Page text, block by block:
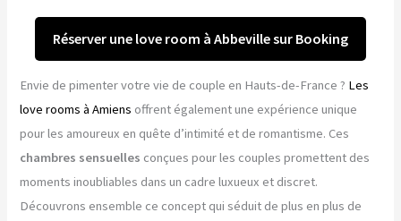
Réserver une love room à Abbeville sur Booking
Envie de pimenter votre vie de couple en Hauts-de-France ? Les
love rooms à Amiens offrent également une expérience unique
pour les amoureux en quête d’intimité et de romantisme. Ces
chambres sensuelles conçues pour les couples promettent des
moments inoubliables dans un cadre luxueux et discret.
Découvrons ensemble ce concept qui séduit de plus en plus de